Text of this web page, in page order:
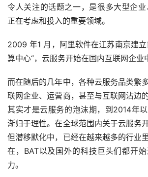
令人关注的话题之一，是很多大型企
正在考虑和投入的重要领域。
2009 年1 月，阿里软件在江苏南京建
算中心“，云服务开始在国内互联网企业
而在随后的几年中，各种云服务品类繁
联网企业、运营商，甚至与互联网沾边
其实才是云服务的泡沫期，到2014年
渐归于理性。在全球范围内关于云服务
但潜移默化中，已经在越来越多的行业
在，BAT以及国外的科技巨头们都开
力。